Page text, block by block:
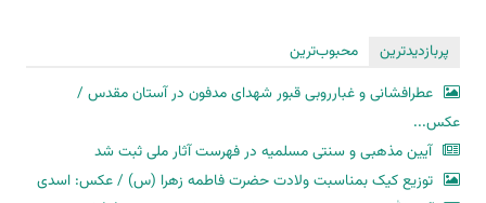
پربازدیدترین
محبوب‌ترین
عطرافشانی و غبارروبی قبور شهدای مدفون در آستان مقدس /
عکس...
آیین مذهبی و سنتی مسلمیه در فهرست آثار ملی ثبت شد
توزیع کیک بمناسبت ولادت حضرت فاطمه زهرا (س) / عکس: اسدی